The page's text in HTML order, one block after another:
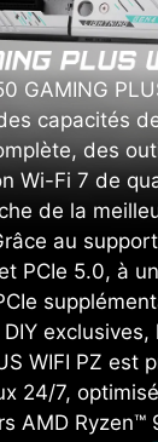
GAMING
capacités
des
Wi-Fi 7 de
de la
au
PCIe 5.0, à
WIFI PZ est
24/7,
AMD Ryzen™